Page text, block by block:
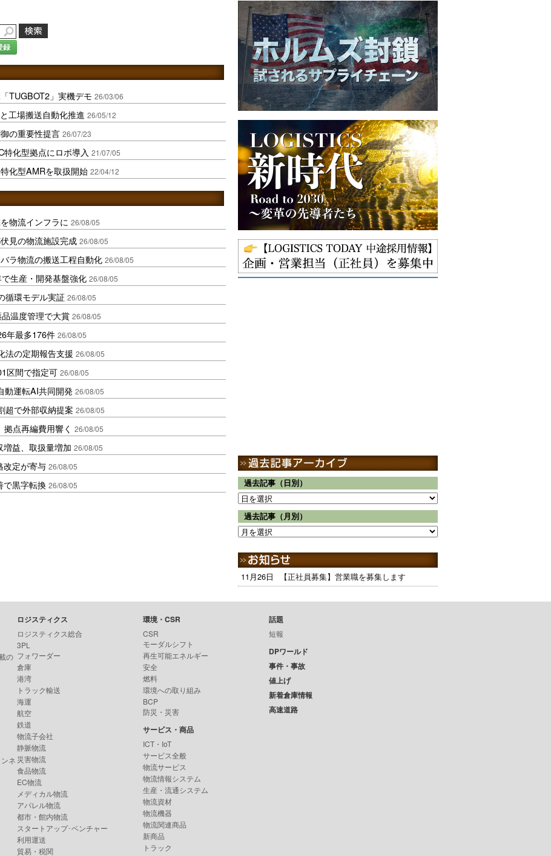
録
TUGBOT2」実機デモ 26/03/06
工場搬送自動化推進 26/05/12
の重要性提言 26/07/23
化型拠点にロボ導入 21/07/05
化型AMRを取扱開始 22/04/12
物流インフラに 26/08/05
見の物流施設完成 26/08/05
ラ物流の搬送工程自動化 26/08/05
生産・開発基盤強化 26/08/05
循環モデル実証 26/08/05
温度管理で大賞 26/08/05
年最多176件 26/08/05
法の定期報告支援 26/08/05
区間で指定可 26/08/05
動運転AI共同開発 26/08/05
超で外部収納提案 26/08/05
点再編費用響く 26/08/05
増益、取扱量増加 26/08/05
改定が寄与 26/08/05
で黒字転換 26/08/05 過去記事（日別）
過去記事（月別）
11月26日 【正社員募集】営業職を募集します
の
ネ
ロジスティクス
ロジスティクス総合
3PL
フォワーダー
倉庫
港湾
トラック輸送
海運
航空
鉄道
物流子会社
静脈物流
災害物流
食品物流
EC物流
メディカル物流
アパレル物流
都市・館内物流
スタートアップ･ベンチャー
利用運送
貿易・税関
環境・CSR
CSR
モーダルシフト
再生可能エネルギー
安全
燃料
環境への取り組み
BCP
防災・災害
サービス・商品
ICT・IoT
サービス全般
物流サービス
物流情報システム
生産・流通システム
物流資材
物流機器
物流関連商品
新商品
トラック
話題
短報
DPワールド
事件・事故
値上げ
新着倉庫情報
高速道路